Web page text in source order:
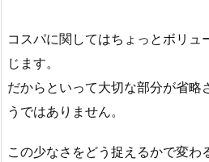
コスパに関してはちょっとボリュ
じます。
だからといって大切な部分が省略
うではありません。
この少なさをどう捉えるかで変わ